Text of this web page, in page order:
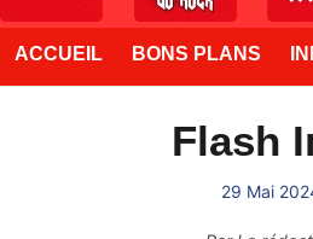
ACCUEIL BONS PLANS
Flash
29 Mai